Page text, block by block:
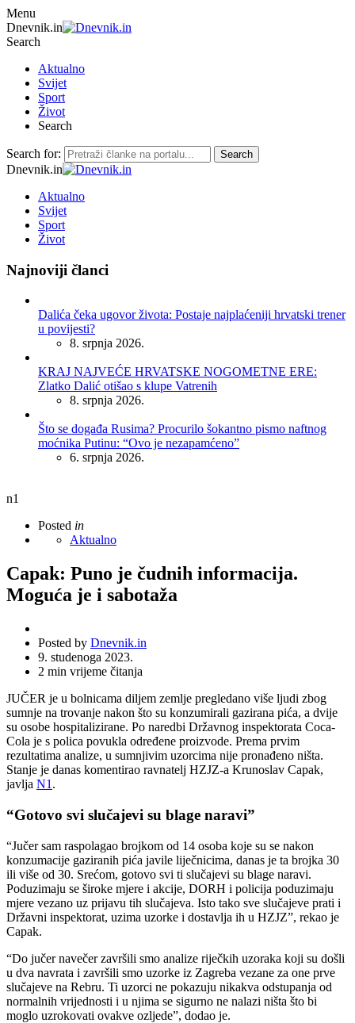
Menu
Dnevnik.in
Search
Aktualno
Svijet
Sport
Život
Search
Search for: Search
Dnevnik.in
Aktualno
Svijet
Sport
Život
Najnoviji članci
Dalića čeka ugovor života: Postaje najplaćeniji hrvatski trener
u povijesti?
8. srpnja 2026.
KRAJ NAJVEĆE HRVATSKE NOGOMETNE ERE:
Zlatko Dalić otišao s klupe Vatrenih
8. srpnja 2026.
Što se događa Rusima? Procurilo šokantno pismo naftnog
moćnika Putinu: “Ovo je nezapamćeno”
6. srpnja 2026.
n1
Posted in
Aktualno
Capak: Puno je čudnih informacija.
Moguća je i sabotaža
Posted by Dnevnik.in
9. studenoga 2023.
2 min vrijeme čitanja
JUČER je u bolnicama diljem zemlje pregledano više ljudi zbog
sumnje na trovanje nakon što su konzumirali gazirana pića, a dvije
su osobe hospitalizirane. Po naredbi Državnog inspektorata Coca-
Cola je s polica povukla određene proizvode. Prema prvim
rezultatima analize, u sumnjivim uzorcima nije pronađeno ništa.
Stanje je danas komentirao ravnatelj HZJZ-a Krunoslav Capak,
javlja N1 .
“Gotovo svi slučajevi su blage naravi”
“Jučer sam raspolagao brojkom od 14 osoba koje su se nakon
konzumacije gaziranih pića javile liječnicima, danas je ta brojka 30
ili više od 30. Srećom, gotovo svi ti slučajevi su blage naravi.
Poduzimaju se široke mjere i akcije, DORH i policija poduzimaju
mjere vezano uz prijavu tih slučajeva. Isto tako sve slučajeve prati i
Državni inspektorat, uzima uzorke i dostavlja ih u HZJZ”, rekao je
Capak.
“Do jučer navečer završili smo analize riječkih uzoraka koji su došli
u dva navrata i završili smo uzorke iz Zagreba vezane za one prve
slučajeve na Rebru. Ti uzorci ne pokazuju nikakva odstupanja od
normalnih vrijednosti i u njima se sigurno ne nalazi ništa što bi
moglo uzrokovati ovakve ozljede”, dodao je.